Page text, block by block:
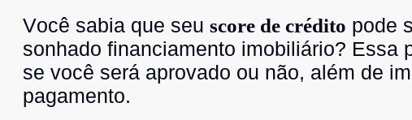
Você sabia que seu score de crédito pode
sonhado financiamento imobiliário? Essa
se você será aprovado ou não, além de
pagamento.